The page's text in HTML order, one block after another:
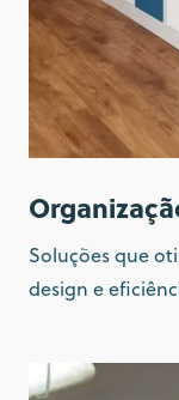
Soluções que
design e